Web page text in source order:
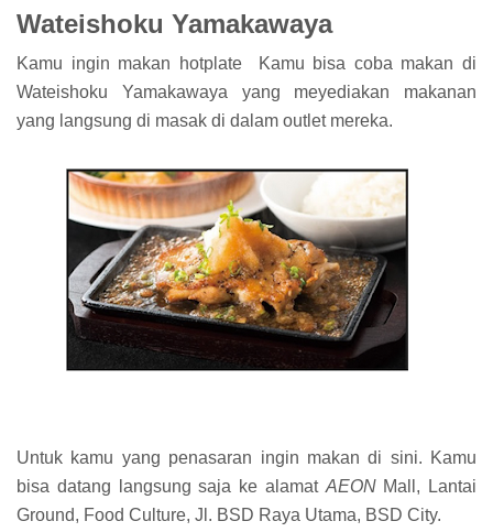
Wateishoku Yamakawaya
Kamu ingin makan hotplate Kamu bisa coba makan di
Wateishoku Yamakawaya yang meyediakan makanan
yang langsung di masak di dalam outlet mereka.
Untuk kamu yang penasaran ingin makan di sini. Kamu
bisa datang langsung saja ke alamat AEONMall, Lantai
Ground, Food Culture, Jl. BSD Raya Utama, BSD City.